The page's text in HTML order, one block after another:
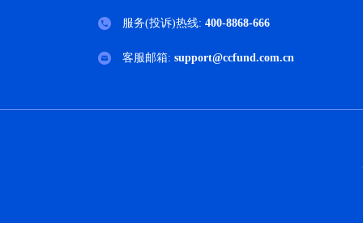
服务(投诉)热线: 400-8868-666
客服邮箱: support@ccfund.com.cn